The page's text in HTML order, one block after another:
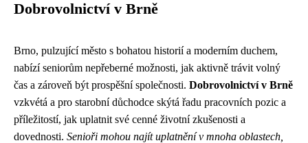
Dobrovolnictví v Brně
Brno, pulzující město s bohatou historií a moderním duchem,
nabízí seniorům nepřeberné možnosti, jak aktivně trávit volný
čas a zároveň být prospěšní společnosti. Dobrovolnictví v Brně
vzkvétá a pro starobní důchodce skýtá řadu pracovních pozic a
příležitostí, jak uplatnit své cenné životní zkušenosti a
dovednosti. Senioři mohou najít uplatnění v mnoha oblastech,